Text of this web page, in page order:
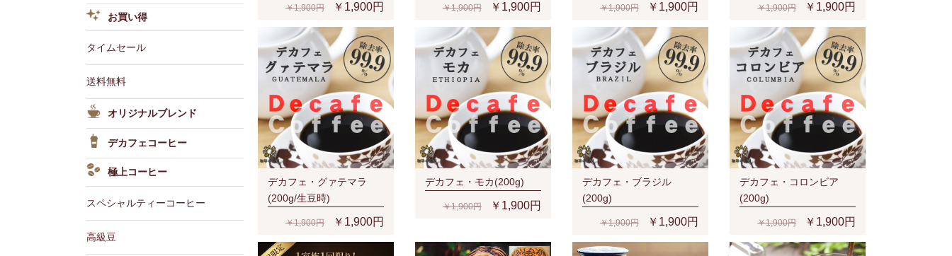
￥1,900円 ￥1,900円 ￥1,900円 ￥1,900円 ￥1,900円 ￥1,900円 ￥1,900円 ￥1,900円
デカフェ・グァテマラ
(200g/生豆時)
￥1,900円 ￥1,900円
デカフェ・モカ(200g)
￥1,900円 ￥1,900円
デカフェ・ブラジル
(200g)
￥1,900円 ￥1,900円
デカフェ・コロンビア
(200g)
￥1,900円 ￥1,900円
お買い得
タイムセール
送料無料
オリジナルブレンド
デカフェコーヒー
極上コーヒー
スペシャルティーコーヒー
高級豆